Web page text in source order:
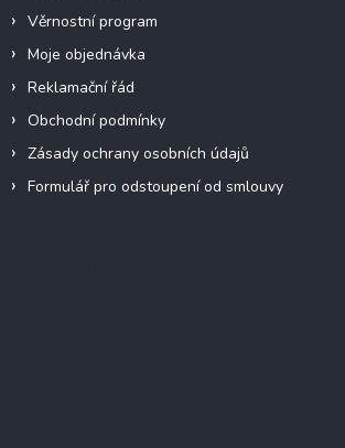
Věrnostní program
Moje objednávka
Reklamační řád
Obchodní podmínky
Zásady ochrany osobních údajů
Formulář pro odstoupení od smlouvy